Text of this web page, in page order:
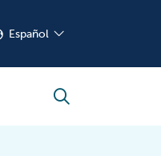
Español
buscar